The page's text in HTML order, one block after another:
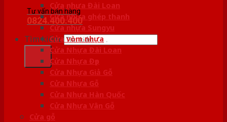
Tư vấn bán hàng
0824.400.400
Tìm kiếm:
Cửa nhựa Đài Loan
Cửa nhựa ghép thanh
Cửa nhựa Sungyu
Cửa vòm nhựa
Cửa Nhựa Đài Loan
Cửa Nhựa Đẹp
Cửa Nhựa Giả Gỗ
Cửa Nhựa Gỗ
Cửa Nhựa Hàn Quốc
Cửa Nhựa Vân Gỗ
Cửa gỗ